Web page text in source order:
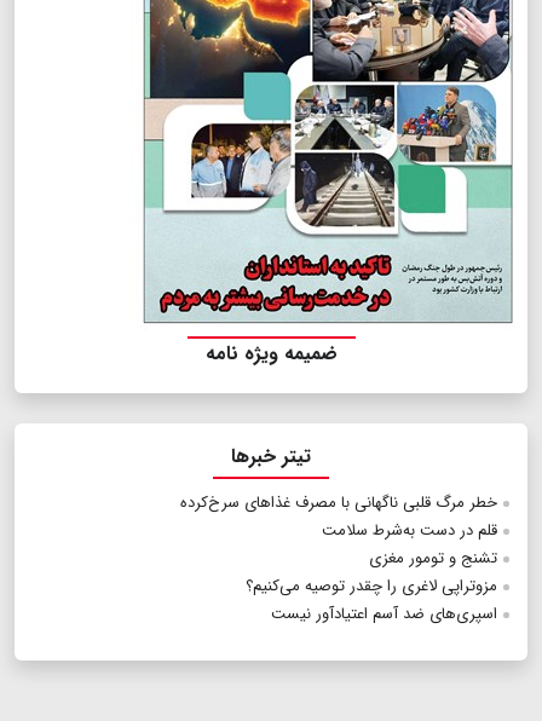
ضمیمه ویژه نامه
تیتر خبرها
خطر مرگ قلبی ناگهانی با مصرف غذاهای سرخ‌کرده
قلم در دست به‌شرط سلامت
تشنج و تومور مغزی
مزوتراپی لاغری را چقدر توصیه می‌کنیم؟
اسپری‌های ضد آسم اعتیادآور نیست